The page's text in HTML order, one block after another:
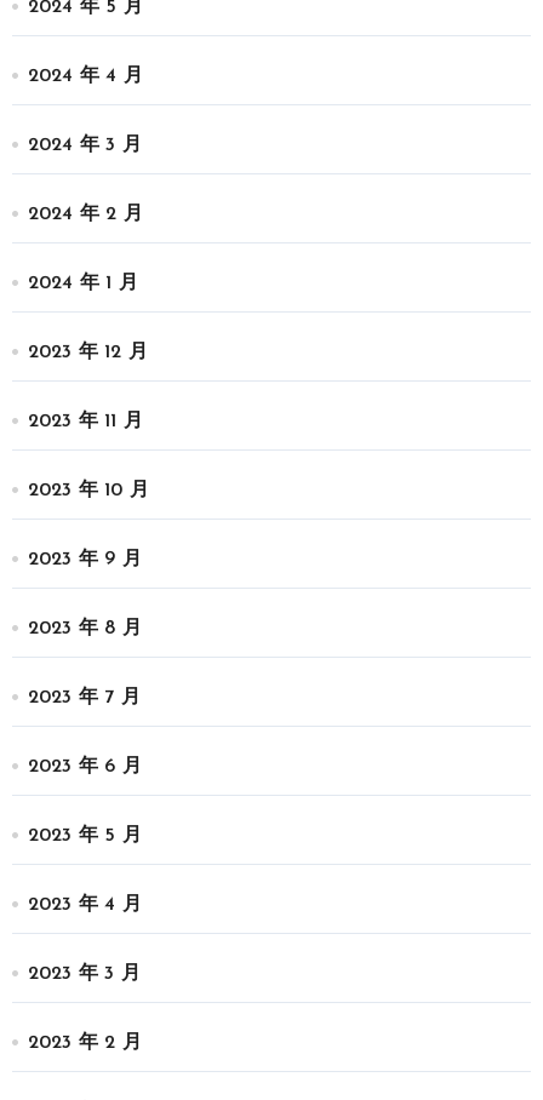
2024 年 5 月
2024 年 4 月
2024 年 3 月
2024 年 2 月
2024 年 1 月
2023 年 12 月
2023 年 11 月
2023 年 10 月
2023 年 9 月
2023 年 8 月
2023 年 7 月
2023 年 6 月
2023 年 5 月
2023 年 4 月
2023 年 3 月
2023 年 2 月